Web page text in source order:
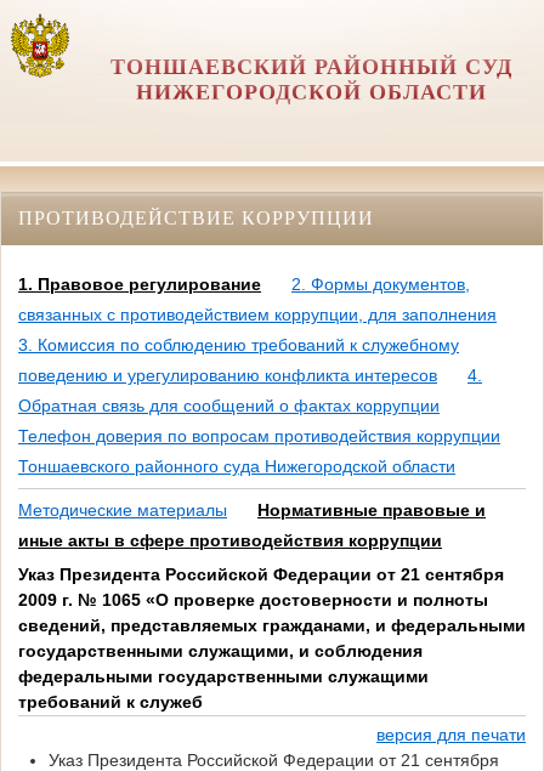
ТОНШАЕВСКИЙ РАЙОННЫЙ СУД
НИЖЕГОРОДСКОЙ ОБЛАСТИ
ПРОТИВОДЕЙСТВИЕ КОРРУПЦИИ
1. Правовое регулирование
2. Формы документов,
связанных с противодействием коррупции, для заполнения
3. Комиссия по соблюдению требований к служебному
поведению и урегулированию конфликта интересов
4.
Обратная связь для сообщений о фактах коррупции
Телефон доверия по вопросам противодействия коррупции
Тоншаевского районного суда Нижегородской области
Методические материалы
Нормативные правовые и
иные акты в сфере противодействия коррупции
Указ Президента Российской Федерации от 21 сентября
2009 г. № 1065 «О проверке достоверности и полноты
сведений, представляемых гражданами, и федеральными
государственными служащими, и соблюдения
федеральными государственными служащими
требований к служеб
версия для печати
Указ Президента Российской Федерации от 21 сентября